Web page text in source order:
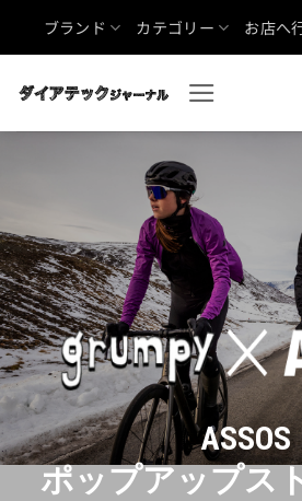
ブランド カテゴリー お店へ
ASSOS
ポップアップス